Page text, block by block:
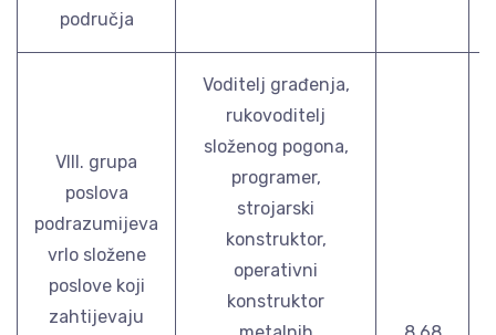
područja
VIII. grupa
poslova
podrazumijeva
vrlo složene
poslove koji
zahtijevaju
Voditelj građenja,
rukovoditelj
složenog pogona,
programer,
strojarski
konstruktor,
operativni
konstruktor